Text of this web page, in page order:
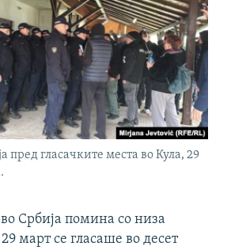
пред гласачките места во Кула, 29
Србија помина со низа
март се гласаше во десет